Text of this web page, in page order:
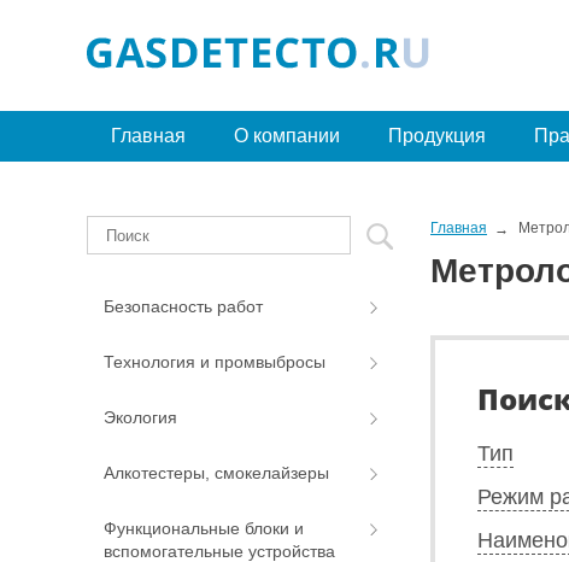
Главная О компании Продукция
Главная
Тип
Режим
Безопасность работ
Технология и промвыбросы
Экология
Алкотестеры, смокелайзеры
Функциональные блоки и
вспомогательные устройства